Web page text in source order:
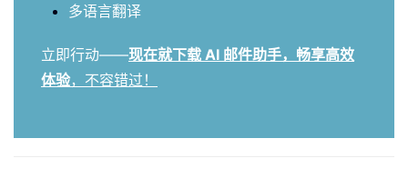
多语言翻译
立即行动——现在就下载 AI 邮件助手，畅享高效
体验，不容错过！